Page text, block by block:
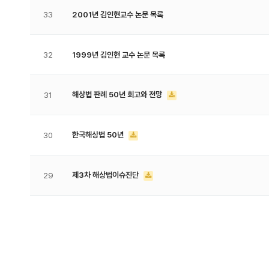
33 2001년 김인현교수 논문 목록
32 1999년 김인현 교수 논문 목록
31 해상법 판례 50년 회고와 전망
30 한국해상법 50년
29 제3차 해상법이슈진단